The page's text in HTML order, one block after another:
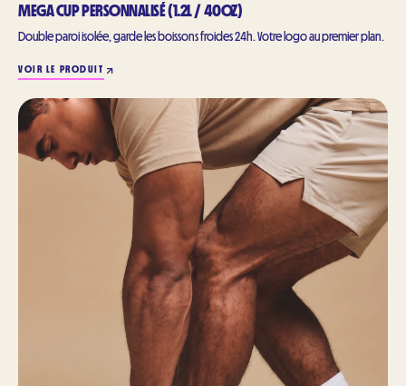
MEGA CUP PERSONNALISÉ (1.2L / 40OZ)
Double paroi isolée, garde les boissons froides 24h. Votre logo au premier plan.
VOIR LE PRODUIT